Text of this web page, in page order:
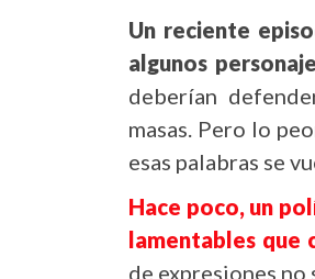
Un reciente
algunos
deberían
masas. Pero lo
esas palabras se
Hace poco, un
lamentables que
de expresiones no